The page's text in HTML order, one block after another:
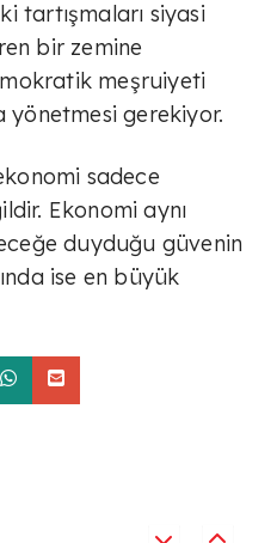
tartışmaları siyasi
bir zemine
meşruiyeti
yönetmesi gerekiyor.
sadece
Ekonomi aynı
duyduğu güvenin
ise en büyük
TÜLİN YALMAN
AVNİ ÖZGÜREL
Ahmed Şara Ankara'da